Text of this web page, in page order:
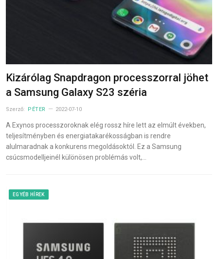
Kizárólag Snapdragon processzorral jöhet
a Samsung Galaxy S23 széria
Szerző: PÉTER 2022-07-10
A Exynos processzoroknak elég rossz híre lett az elmúlt években,
teljesítményben és energiatakarékosságban is rendre
alulmaradnak a konkurens megoldásoktól. Ez a Samsung
csúcsmodelljeinél különösen problémás volt,…
EGYÉB HÍREK